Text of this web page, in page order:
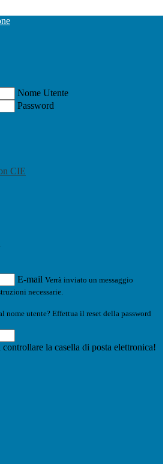
Nome Utente
Password
CIE
E-mail Verrà inviato un messaggio
necessarie.
nome utente? Effettua il reset della password
la casella di posta elettronica!